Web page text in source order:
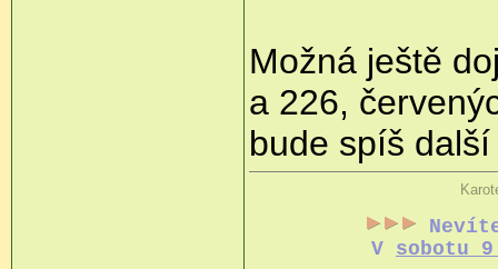
Možná ještě
a 226,
bude spíš
V sobotu